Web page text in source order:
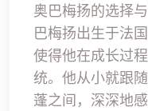
奥巴梅扬的选择
巴梅扬出生于法
使得他在成长过
统。他从小就跟
蓬之间，深深地